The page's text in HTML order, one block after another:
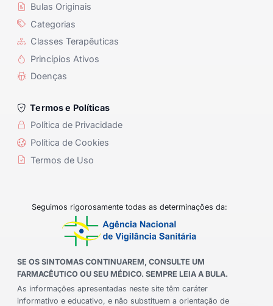
Bulas Originais
Categorias
Classes Terapêuticas
Princípios Ativos
Doenças
Termos e Políticas
Política de Privacidade
Política de Cookies
Termos de Uso
Seguimos rigorosamente todas as determinações da:
SE OS SINTOMAS CONTINUAREM, CONSULTE UM
FARMACÊUTICO OU SEU MÉDICO. SEMPRE LEIA A BULA.
As informações apresentadas neste site têm caráter
informativo e educativo, e não substituem a orientação de